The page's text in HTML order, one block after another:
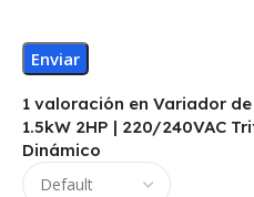
1 valoración en Variador de
1.5kW 2HP | 220/240VAC
Dinámico